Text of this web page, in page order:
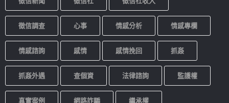
徵信調查 心事 情感分析 情感專欄
情感諮詢 感情 感情挽回 抓姦
抓姦外遇 查個資 法律諮詢 監護權
真實案例 網路詐騙 繼承權